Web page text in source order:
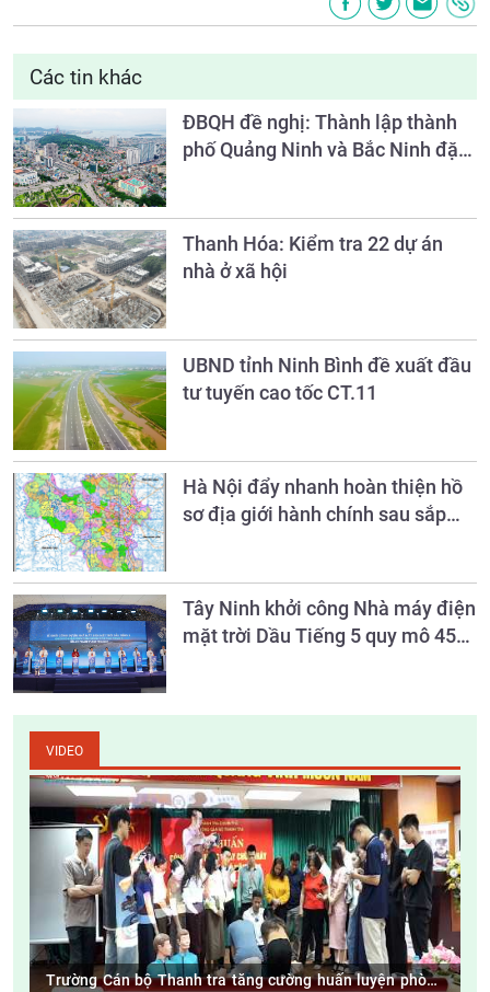
Các tin khác
ĐBQH đề nghị: Thành lập thành
phố Quảng Ninh và Bắc Ninh đặc
Thanh Hóa: Kiểm tra 22 dự án
nhà ở xã hội
UBND tỉnh Ninh Bình đề xuất đầu
tư tuyến cao tốc CT.11
Hà Nội đẩy nhanh hoàn thiện hồ
sơ địa giới hành chính sau sắp
Tây Ninh khởi công Nhà máy điện
mặt trời Dầu Tiếng 5 quy mô 450
VIDEO
Trường Cán bộ Thanh tra tăng cường huấn luyện phòng